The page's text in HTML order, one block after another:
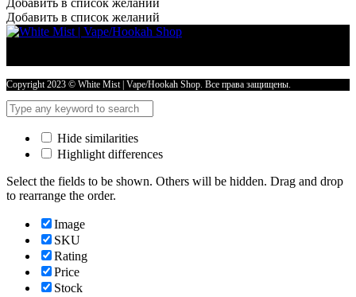
HUSKY
NEW
3xICE
-
COLD
количество
Добавить в список желаний
Добавить в список желаний
Copyright 2023 © White Mist | Vape/Hookah Shop. Все права защищены.
Hide similarities
Highlight differences
Select the fields to be shown. Others will be hidden. Drag and drop
to rearrange the order.
Image
SKU
Rating
Price
Stock